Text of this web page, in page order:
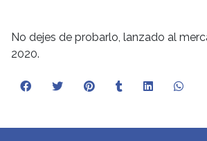
No dejes de probarlo, lanzado al
2020.